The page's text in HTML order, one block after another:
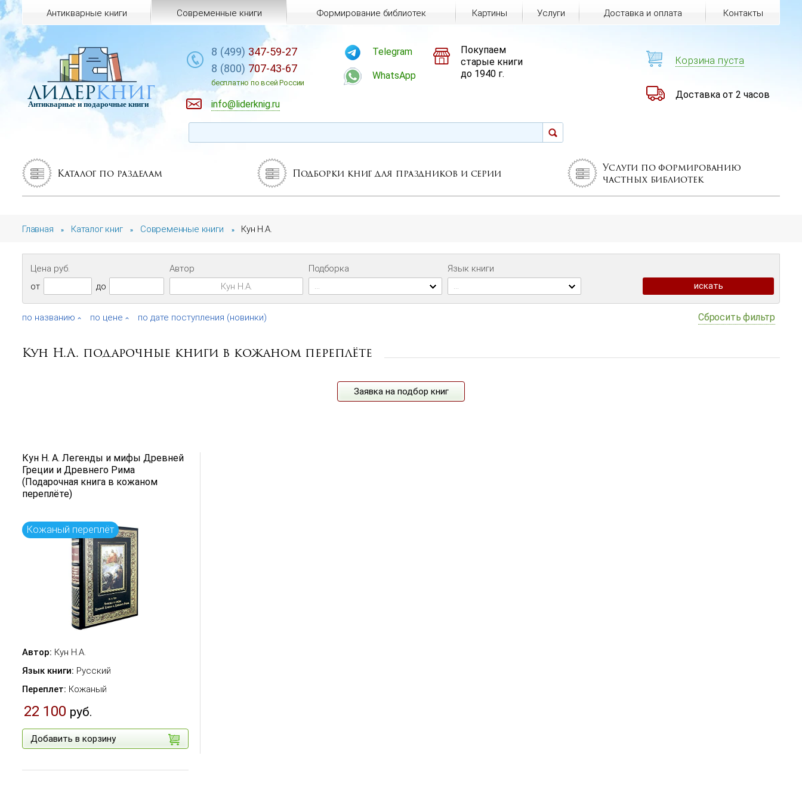
Каталог по разделам Подборки книг для праздников и серии
Услуги по формированию
частных библиотек
Главная » Каталог книг » Современные книги » Кун Н.А.
Цена руб.
от
до
Автор
Подборка
...
Язык книги
...
по названию по цене по дате поступления (новинки) Сбросить фильтр
Кун Н.А. подарочные книги в кожаном переплёте
Заявка на подбор книг
Кун Н. А. Легенды и мифы Древней
Греции и Древнего Рима
(Подарочная книга в кожаном
переплёте)
Кожаный переплёт
Автор: Кун Н.А.
Язык книги: Русский
Переплет: Кожаный
22 100 руб.
Добавить в корзину
Антикварные книги Современные книги Формирование библиотек Картины Услуги Доставка и оплата Контакты
лидеркниг
Антикварные и подарочные книги
8 (499) 347-59-27
8 (800) 707-43-67
бесплатно по всей России
info@liderknig.ru
Telegram
WhatsApp
Покупаем
старые книги
до 1940 г.
Корзина пуста
Доставка от 2 часов